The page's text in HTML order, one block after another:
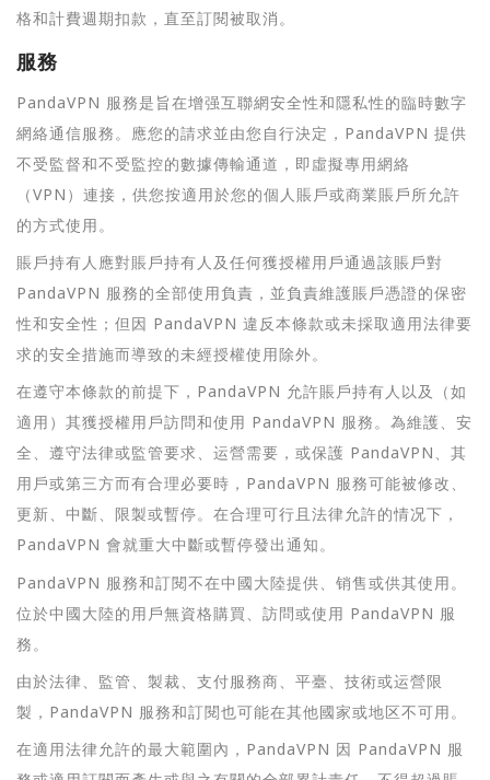
格和計費週期扣款，直至訂閱被取消。
服務
PandaVPN 服務是旨在增强互聯網安全性和隱私性的臨時數字
網絡通信服務。應您的請求並由您自行決定，PandaVPN 提供
不受監督和不受監控的數據傳輸通道，即虛擬專用網絡
（VPN）連接，供您按適用於您的個人賬戶或商業賬戶所允許
的方式使用。
賬戶持有人應對賬戶持有人及任何獲授權用戶通過該賬戶對
PandaVPN 服務的全部使用負責，並負責維護賬戶憑證的保密
性和安全性；但因 PandaVPN 違反本條款或未採取適用法律要
求的安全措施而導致的未經授權使用除外。
在遵守本條款的前提下，PandaVPN 允許賬戶持有人以及（如
適用）其獲授權用戶訪問和使用 PandaVPN 服務。為維護、安
全、遵守法律或監管要求、运營需要，或保護 PandaVPN、其
用戶或第三方而有合理必要時，PandaVPN 服務可能被修改、
更新、中斷、限製或暫停。在合理可行且法律允許的情况下，
PandaVPN 會就重大中斷或暫停發出通知。
PandaVPN 服務和訂閱不在中國大陸提供、销售或供其使用。
位於中國大陸的用戶無資格購買、訪問或使用 PandaVPN 服
務。
由於法律、監管、製裁、支付服務商、平臺、技術或运營限
製，PandaVPN 服務和訂閱也可能在其他國家或地区不可用。
在適用法律允許的最大範圍內，PandaVPN 因 PandaVPN 服